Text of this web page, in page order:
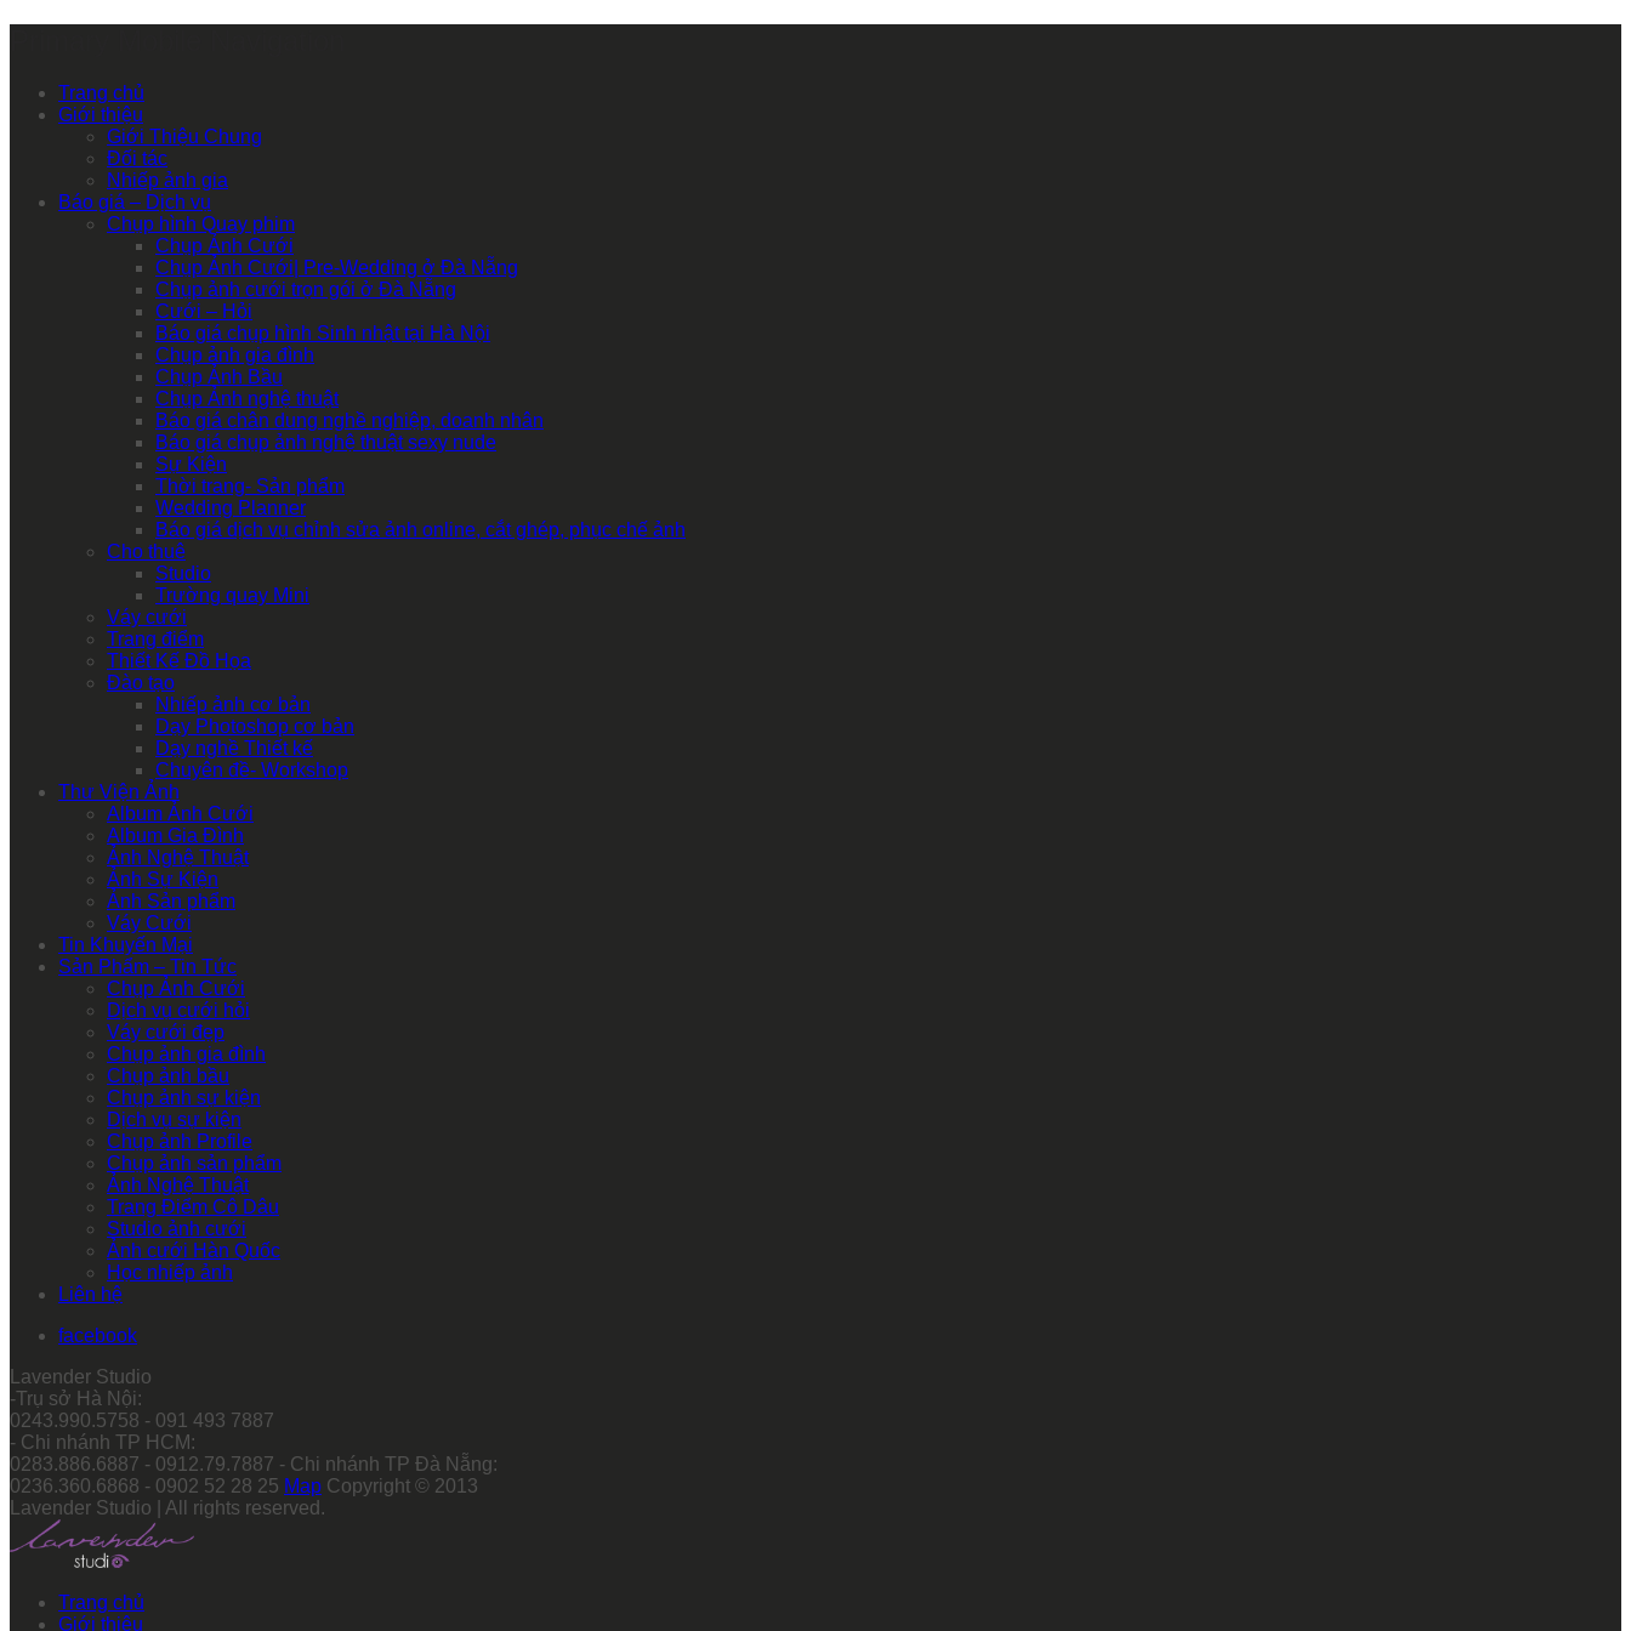
Trang chủ
Giới thiệu
Giới Thiệu Chung
Đối tác
Nhiếp ảnh gia
Báo giá – Dịch vụ
Chụp hình Quay phim
Chụp Ảnh Cưới
Chụp Ảnh Cưới| Pre-Wedding ở Đà Nẵng
Chụp ảnh cưới trọn gói ở Đà Nẵng
Cưới – Hỏi
Báo giá chụp hình Sinh nhật tại Hà Nội
Chụp ảnh gia đình
Chụp Ảnh Bầu
Chụp Ảnh nghệ thuật
Báo giá chân dung nghề nghiệp, doanh nhân
Báo giá chụp ảnh nghệ thuật sexy nude
Sự Kiện
Thời trang- Sản phẩm
Wedding Planner
Báo giá dịch vụ chỉnh sửa ảnh online, cắt ghép, phục chế ảnh
Cho thuê
Studio
Trường quay Mini
Váy cưới
Trang điểm
Thiết Kế Đồ Họa
Đào tạo
Nhiếp ảnh cơ bản
Dạy Photoshop cơ bản
Dạy nghề Thiết kế
Chuyên đề- Workshop
Thư Viện Ảnh
Album Ảnh Cưới
Album Gia Đình
Ảnh Nghệ Thuật
Ảnh Sự Kiện
Ảnh Sản phẩm
Váy Cưới
Tin Khuyến Mại
Sản Phẩm – Tin Tức
Chụp Ảnh Cưới
Dịch vụ cưới hỏi
Váy cưới đẹp
Chụp ảnh gia đình
Chụp ảnh bầu
Chụp ảnh sự kiện
Dịch vụ sự kiện
Chụp ảnh Profile
Chụp ảnh sản phẩm
Ảnh Nghệ Thuật
Trang Điểm Cô Dâu
Studio ảnh cưới
Ảnh cưới Hàn Quốc
Học nhiếp ảnh
Liên hệ
facebook
Lavender Studio
-Trụ sở Hà Nội:
0243.990.5758 - 091 493 7887
- Chi nhánh TP HCM:
0283.886.6887 - 0912.79.7887 - Chi nhánh TP Đà Nẵng:
0236.360.6868 - 0902 52 28 25 Map Copyright © 2013
Lavender Studio | All rights reserved.
Trang chủ
Giới thiệu